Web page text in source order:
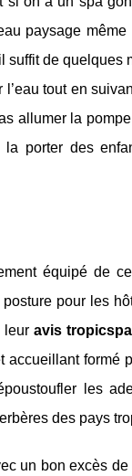
paysage
de quelques
tout en
allumer la
porter des
équipé de
pour les
leuravis tropicspa
formé
les
des pays
un bon excès